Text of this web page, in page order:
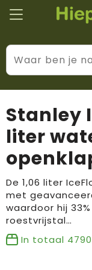
Kantoor &
Wellness &
Tassen &
Huis, tuin &
Elektronica
Kleding &
Levensstijl
Prijs & impact
BIC
Boska
Brandflavours
Camelbak
Janzen
JBL
Stanley
liter
De 1,06 liter
met
waardoor hij
roestvrijstal…
In totaal 4790